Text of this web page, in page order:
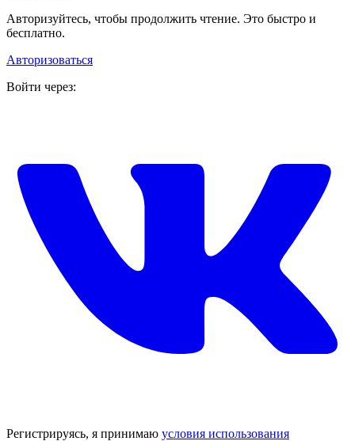
Авторизуйтесь, чтобы продолжить чтение. Это быстро и
бесплатно.
Авторизоваться
Войти через:
Регистрируясь, я принимаю условия использования